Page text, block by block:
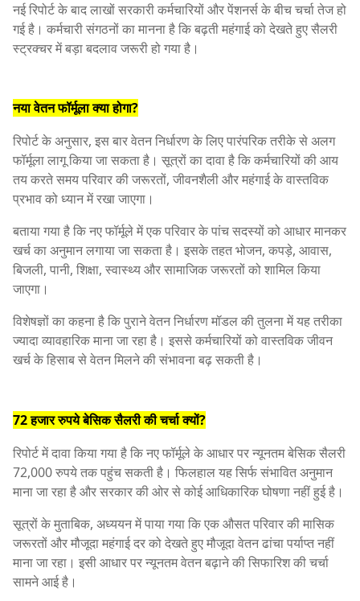
नई रिपोर्ट के बाद लाखों सरकारी कर्मचारियों और पेंशनर्स के बीच चर्चा तेज हो
गई है। कर्मचारी संगठनों का मानना है कि बढ़ती महंगाई को देखते हुए सैलरी
स्ट्रक्चर में बड़ा बदलाव जरूरी हो गया है।
नया वेतन फॉर्मूला क्या होगा?
रिपोर्ट के अनुसार, इस बार वेतन निर्धारण के लिए पारंपरिक तरीके से अलग
फॉर्मूला लागू किया जा सकता है। सूत्रों का दावा है कि कर्मचारियों की आय
तय करते समय परिवार की जरूरतों, जीवनशैली और महंगाई के वास्तविक
प्रभाव को ध्यान में रखा जाएगा।
बताया गया है कि नए फॉर्मूले में एक परिवार के पांच सदस्यों को आधार मानकर
खर्च का अनुमान लगाया जा सकता है। इसके तहत भोजन, कपड़े, आवास,
बिजली, पानी, शिक्षा, स्वास्थ्य और सामाजिक जरूरतों को शामिल किया
जाएगा।
विशेषज्ञों का कहना है कि पुराने वेतन निर्धारण मॉडल की तुलना में यह तरीका
ज्यादा व्यावहारिक माना जा रहा है। इससे कर्मचारियों को वास्तविक जीवन
खर्च के हिसाब से वेतन मिलने की संभावना बढ़ सकती है।
72 हजार रुपये बेसिक सैलरी की चर्चा क्यों?
रिपोर्ट में दावा किया गया है कि नए फॉर्मूले के आधार पर न्यूनतम बेसिक सैलरी
72,000 रुपये तक पहुंच सकती है। फिलहाल यह सिर्फ संभावित अनुमान
माना जा रहा है और सरकार की ओर से कोई आधिकारिक घोषणा नहीं हुई है।
सूत्रों के मुताबिक, अध्ययन में पाया गया कि एक औसत परिवार की मासिक
जरूरतों और मौजूदा महंगाई दर को देखते हुए मौजूदा वेतन ढांचा पर्याप्त नहीं
माना जा रहा। इसी आधार पर न्यूनतम वेतन बढ़ाने की सिफारिश की चर्चा
सामने आई है।